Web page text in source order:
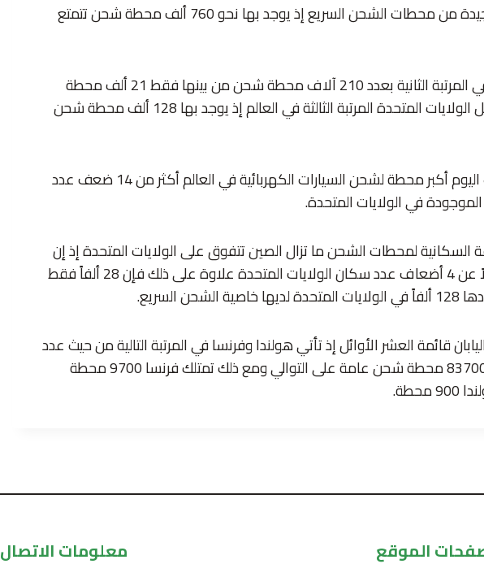
وتتمتع الصين أيضاً بحصة جيدة من محطات الشحن السريع إذ يوجد بها نحو 760 ألف محطة شحن تتمتع
هذا وتأتي كوريا الجنوبية في المرتبة الثانية بعدد 210 آلاف محطة شحن من بينها فقط 21 ألف محطة
للشحن السريع في حين تحتل الولايات المتحدة المرتبة الثالثة في العالم إذ يوجد بها 128 ألف محطة شحن
وتمتلك الصين التي افتتحت اليوم أكبر محطة لشحن السيارات الكهربائية في العالم أكثر من 14 ضعف عدد
في الولايات المتحدة.
السكانية لمحطات الشحن ما تزال الصين تتفوق على الولايات المتحدة إذ إن
عدد سكان الصين يزيد قليلاً عن 4 أضعاف عدد سكان الولايات المتحدة علاوة على ذلك فإن 28 ألفاً فقط
السريع.
قائمة العشر الأوائل إذ تأتي هولندا وفرنسا في المرتبة التالية من حيث عدد
السكان ويوجد 124300 و83700 محطة شحن عامة على التوالي ومع ذلك تمتلك فرنسا 9700 محطة
الموقع معلومات الاتصال